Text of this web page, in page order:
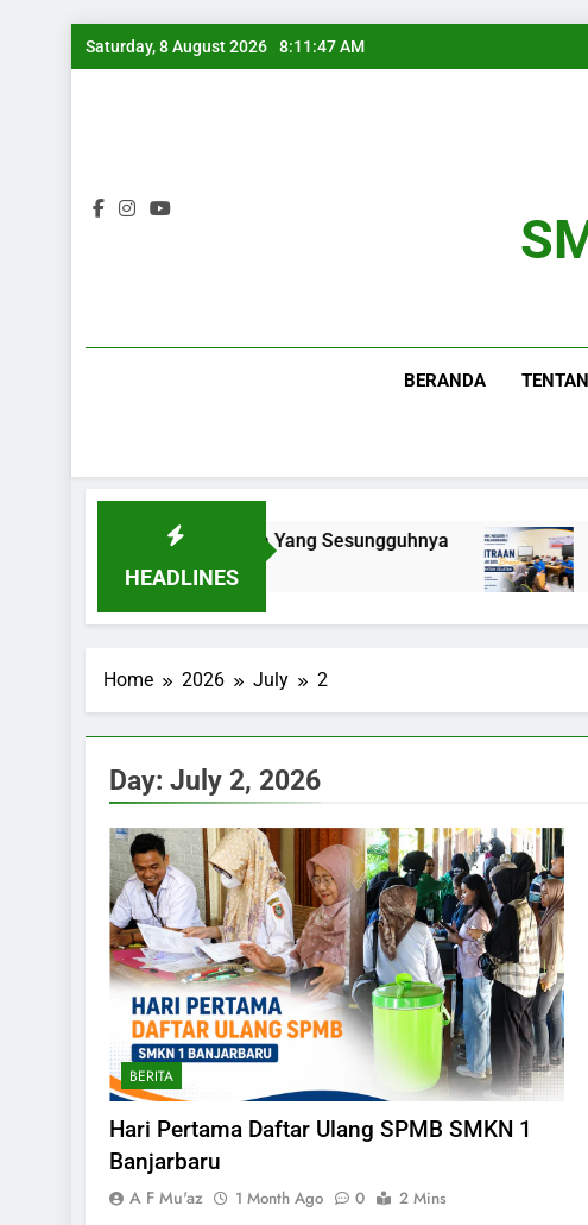
Saturday, 8 August 2026 8:11:47 AM
BERANDA
HEADLINES
Menuju Dunia Kerja Yang Sesungguhnya
4
Home 2026 July 2
Day: July 2, 2026
BERITA
Hari Pertama Daftar Ulang SPMB SMKN 1
Banjarbaru
A F Mu'az 1 Month Ago 0
2 Mins